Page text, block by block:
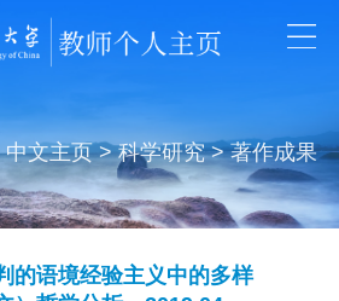
中文主页>科学研究>著作成果
的语境经验主义中的多样